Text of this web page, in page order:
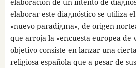
elaborar este diagnóstico se utiliza
«nuevo paradigma», de origen
que arroja la «encuesta europea de
objetivo consiste en lanzar una
religiosa española que a pesar de